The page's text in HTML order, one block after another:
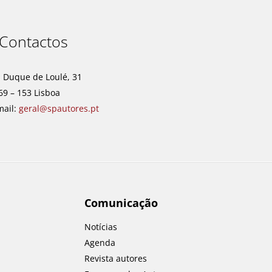
Contactos
Duque de Loulé, 31
– 153 Lisboa
geral@spautores.pt
Comunicação
Notícias
Agenda
Revista autores